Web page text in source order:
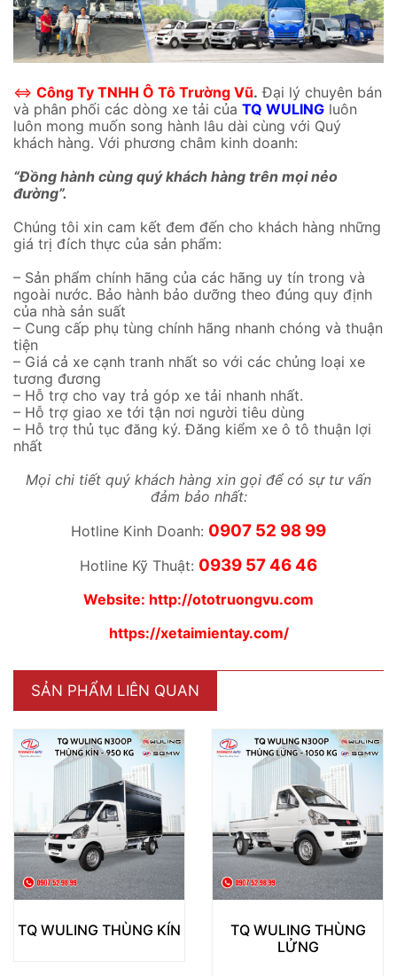
⇔ Công Ty TNHH Ô Tô Trường Vũ. Đại lý chuyên bán
và phân phối các dòng xe tải của TQ WULING luôn
luôn mong muốn song hành lâu dài cùng với Quý
khách hàng. Với phương châm kinh doanh:
“Đồng hành cùng quý khách hàng trên mọi nẻo
đường”.
Chúng tôi xin cam kết đem đến cho khách hàng những
giá trị đích thực của sản phẩm:
– Sản phẩm chính hãng của các hãng uy tín trong và
ngoài nước. Bảo hành bảo dưỡng theo đúng quy định
của nhà sản suất
– Cung cấp phụ tùng chính hãng nhanh chóng và thuận
tiện
– Giá cả xe cạnh tranh nhất so với các chủng loại xe
tương đương
– Hỗ trợ cho vay trả góp xe tải nhanh nhất.
– Hỗ trợ giao xe tới tận nơi người tiêu dùng
– Hỗ trợ thủ tục đăng ký. Đăng kiểm xe ô tô thuận lợi
nhất
Mọi chi tiết quý khách hàng xin gọi để có sự tư vấn
đảm bảo nhất:
Hotline Kinh Doanh: 0907 52 98 99
Hotline Kỹ Thuật: 0939 57 46 46
Website: http://ototruongvu.com
https://xetaimientay.com/
SẢN PHẨM LIÊN QUAN
TQ WULING THÙNG KÍN
TQ WULING THÙNG
LỬNG